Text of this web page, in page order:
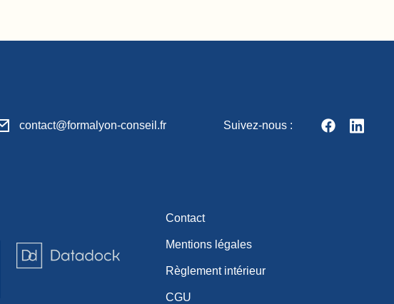
contact@formalyon-conseil.fr Suivez-nous :
Contact
Mentions légales
Règlement intérieur
CGU